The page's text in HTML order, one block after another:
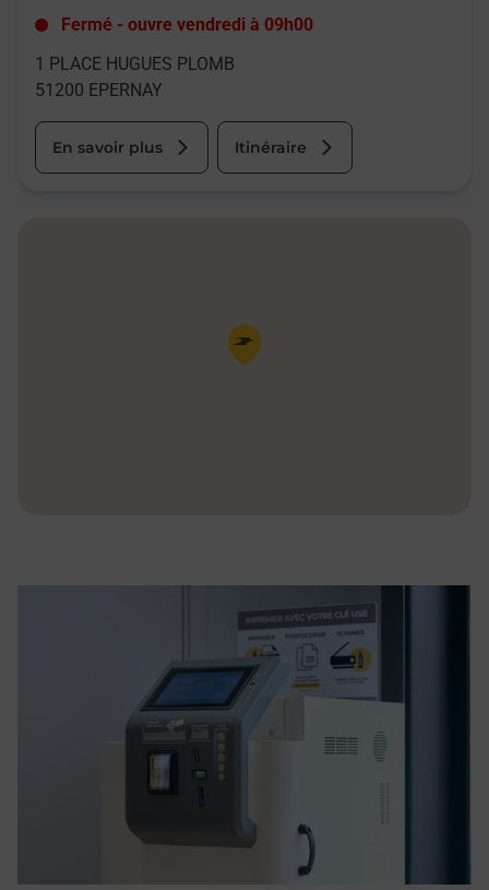
Fermé - ouvre vendredi à 09h00
1 PLACE HUGUES PLOMB
51200 EPERNAY
En savoir plus Itinéraire
Pin de la carte